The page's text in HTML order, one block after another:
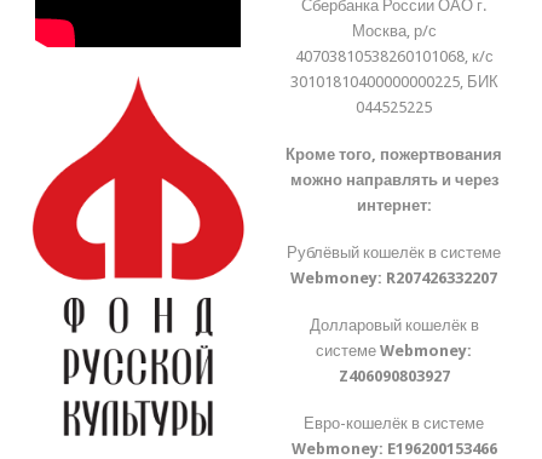
Сбербанка России ОАО г.
Москва, р/с
40703810538260101068, к/с
30101810400000000225, БИК
044525225
Кроме того, пожертвования
можно направлять и через
интернет:
Рублёвый кошелёк в системе
Webmoney: R207426332207
Долларовый кошелёк в
системеWebmoney:
Z406090803927
Евро-кошелёк в системе
Webmoney: E196200153466